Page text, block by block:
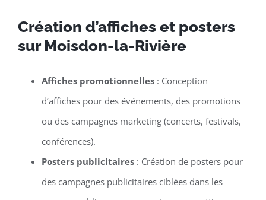
Création d’affiches et posters
sur Moisdon-la-Rivière
Affiches promotionnelles: Conception
d’affiches pour des événements, des promotions
ou des campagnes marketing (concerts, festivals,
conférences).
Posters publicitaires: Création de posters pour
des campagnes publicitaires ciblées dans les